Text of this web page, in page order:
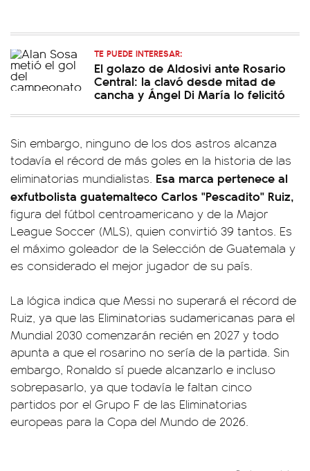
TE PUEDE INTERESAR:
El golazo de Aldosivi ante Rosario
Central: la clavó desde mitad de
cancha y Ángel Di María lo felicitó
Sin embargo, ninguno de los dos astros alcanza
todavía el récord de más goles en la historia de las
eliminatorias mundialistas. Esa marca pertenece al
exfutbolista guatemalteco Carlos "Pescadito" Ruiz,
figura del fútbol centroamericano y de la Major
League Soccer (MLS), quien convirtió 39 tantos. Es
el máximo goleador de la Selección de Guatemala y
es considerado el mejor jugador de su país.
La lógica indica que Messi no superará el récord de
Ruiz, ya que las Eliminatorias sudamericanas para el
Mundial 2030 comenzarán recién en 2027 y todo
apunta a que el rosarino no sería de la partida. Sin
embargo, Ronaldo sí puede alcanzarlo e incluso
sobrepasarlo, ya que todavía le faltan cinco
partidos por el Grupo F de las Eliminatorias
europeas para la Copa del Mundo de 2026.